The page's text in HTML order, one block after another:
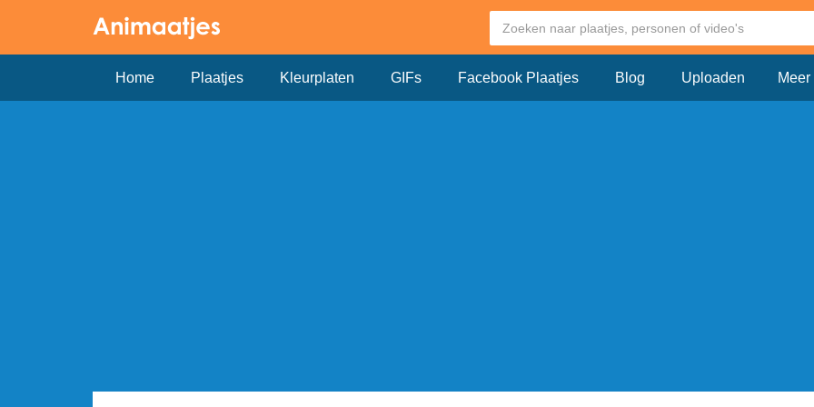
Home Plaatjes Kleurplaten GIFs Facebook Plaatjes Blog Uploaden Meer